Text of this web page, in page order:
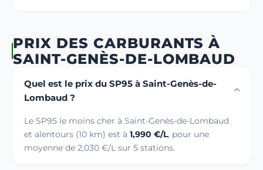
PRIX DES CARBURANTS À
SAINT-GENÈS-DE-LOMBAUD
Quel est le prix du SP95 à Saint-Genès-de-
Lombaud ?
Le SP95 le moins cher à Saint-Genès-de-Lombaud
et alentours (10 km) est à 1,990 €/L, pour une
moyenne de 2,030 €/L sur 5 stations.